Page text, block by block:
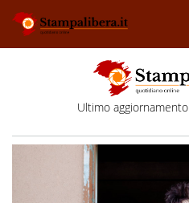
Ultimo aggiornamento